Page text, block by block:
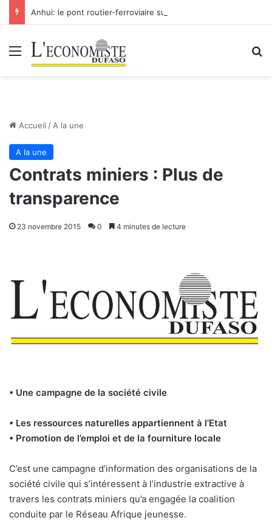
Menu
Accueil / A la une
A la une
Contrats miniers : Plus de
transparence
23 novembre 2015 0 4 minutes de lecture
• Une campagne de la société civile
• Les ressources naturelles appartiennent à l’Etat
• Promotion de l’emploi et de la fourniture locale
C’est une campagne d’information des organisations de la
société civile qui s’intéressent à l’industrie extractive à
travers les contrats miniers qu’a engagée la coalition
conduite par le Réseau Afrique jeunesse.